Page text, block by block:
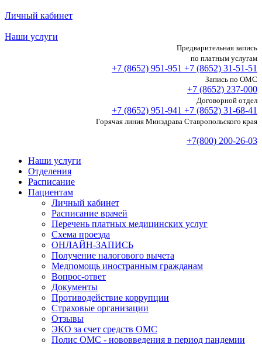
Личный кабинет
Наши услуги
Предварительная запись
по платным услугам
+7 (8652) 951-951 +7 (8652) 31-51-51
Запись по ОМС
+7 (8652) 237-000
Договорной отдел
+7 (8652) 951-941 +7 (8652) 31-68-41
Горячая линия Минздрава Ставропольского края
+7(800) 200-26-03
Наши услуги
Отделения
Расписание
Пациентам
Личный кабинет
Расписание врачей
Перечень платных медицинских услуг
Схема проезда
ОНЛАЙН-ЗАПИСЬ
Получение налогового вычета
Медпомощь иностранным гражданам
Вопрос-ответ
Документы
Противодействие коррупции
Страховые организации
Отзывы
ЭКО за счет средств ОМС
Полис ОМС - нововведения в период пандемии